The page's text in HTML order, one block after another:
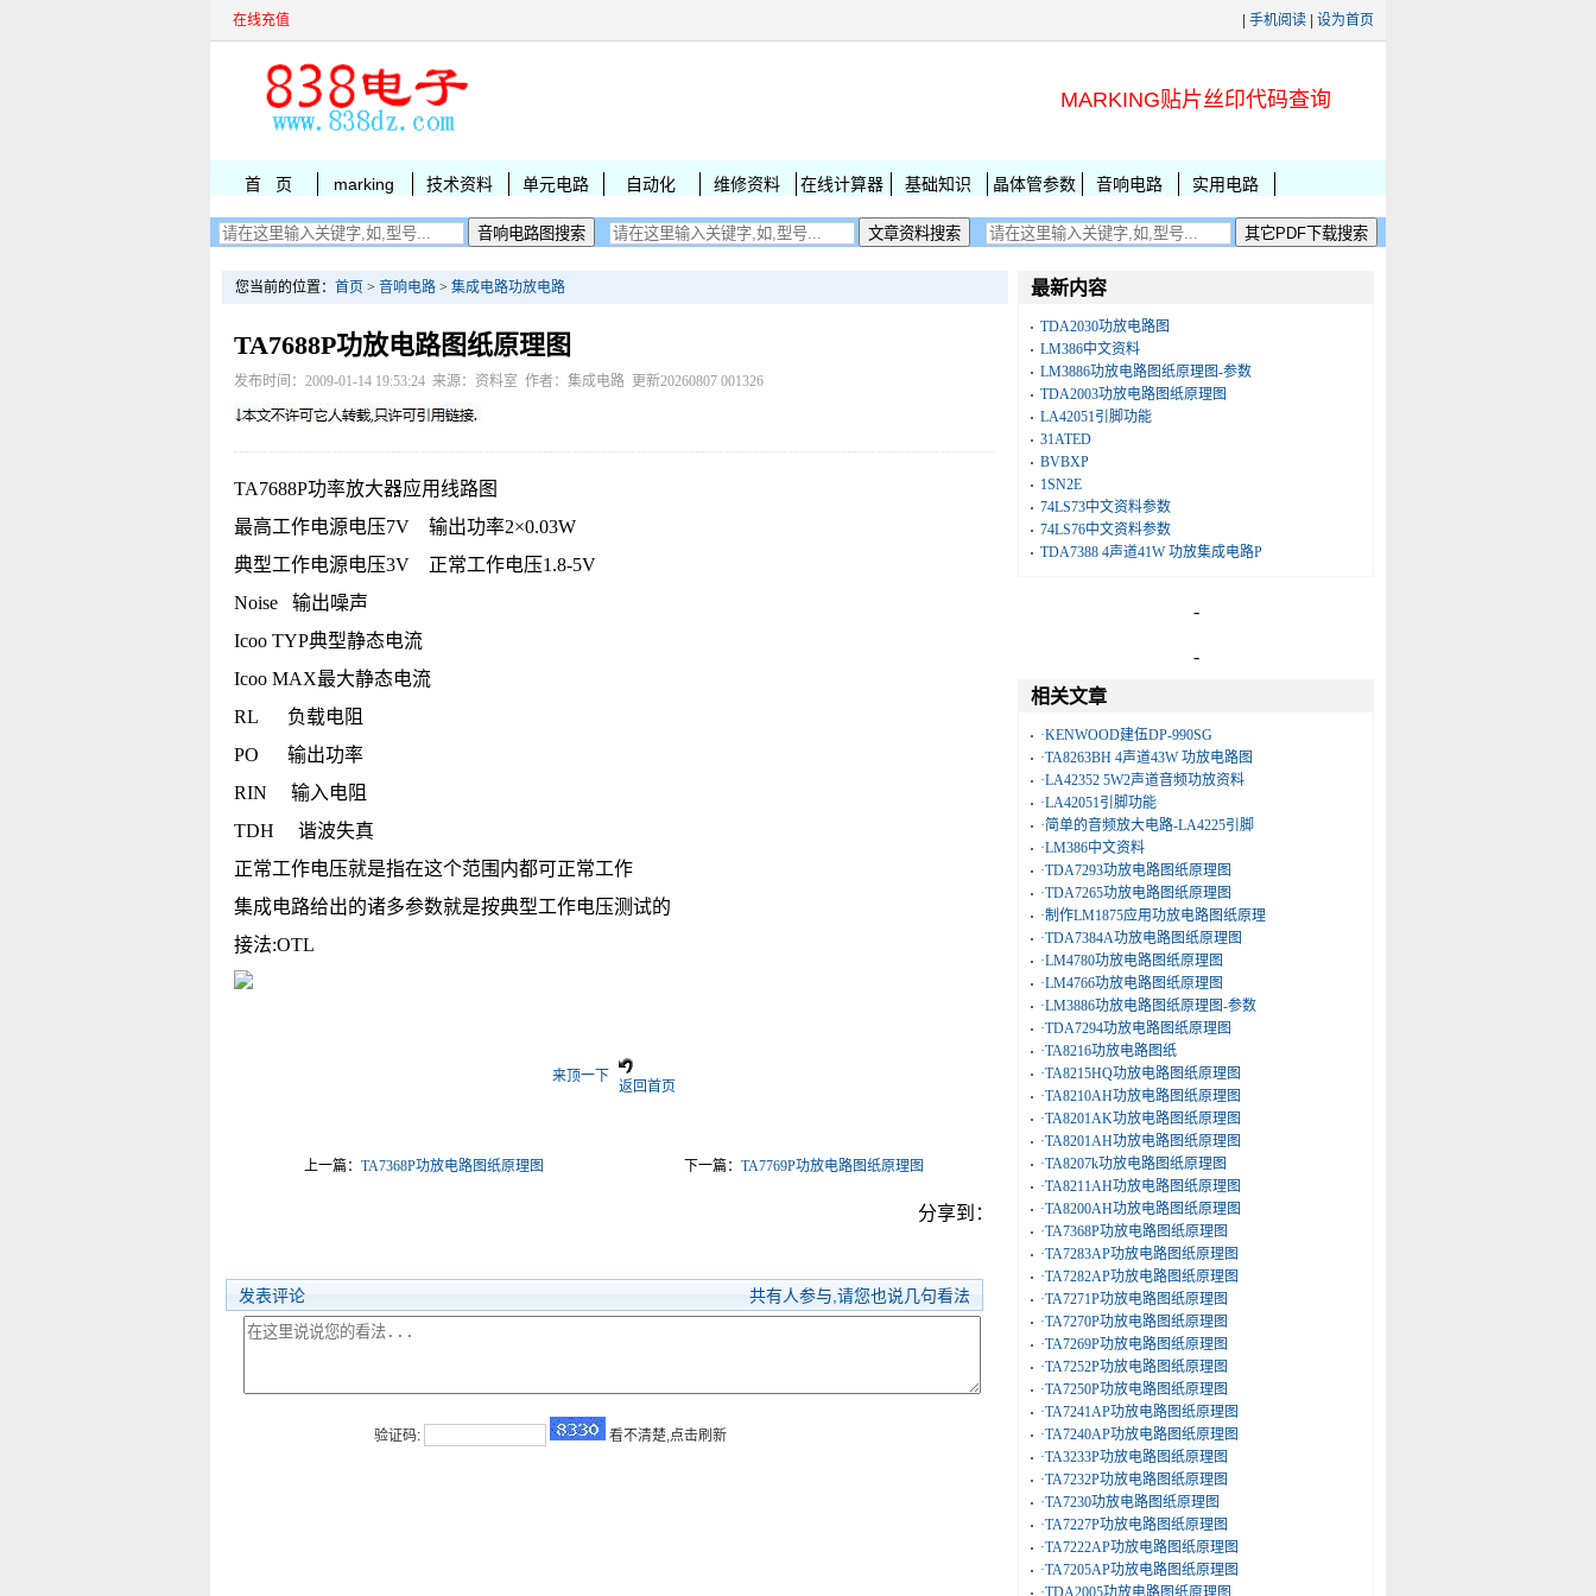
在线充值 手机阅读 设为首页
MARKING贴片丝印代码查询
首 页 marking 技术资料 单元电路 自动化 维修资料 在线计算器 基础知识 晶体管参数 音响电路 实用电路
您当前的位置： 首页 > 音响电路 > 集成电路功放电路
TA7688P功放电路图纸原理图
发布时间：2009-01-14 19:53:24 来源：资料室 作者：集成电路 更新20260807 001326
TA7688P功率放大器应用线路图
最高工作电源电压7V 输出功率2×0.03W
典型工作电源电压3V 正常工作电压1.8-5V
Noise 输出噪声
Icoo TYP典型静态电流
Icoo MAX最大静态电流
RL 负载电阻
PO 输出功率
RIN 输入电阻
TDH 谐波失真
正常工作电压就是指在这个范围内都可正常工作
集成电路给出的诸多参数就是按典型工作电压测试的
接法:OTL
来顶一下
返回首页
上一篇： TA7368P功放电路图纸原理图 下一篇： TA7769P功放电路图纸原理图
分享到：
发表评论 共有人参与,请您也说几句看法
验证码: 看不清楚,点击刷新
最新内容
TDA2030功放电路图
LM386中文资料
LM3886功放电路图纸原理图-参数
TDA2003功放电路图纸原理图
LA42051引脚功能
31ATED
BVBXP
1SN2E
74LS73中文资料参数
74LS76中文资料参数
TDA7388 4声道41W 功放集成电路P
-
-
相关文章
·KENWOOD建伍DP-990SG
·TA8263BH 4声道43W 功放电路图
·LA42352 5W2声道音频功放资料
·LA42051引脚功能
·简单的音频放大电路-LA4225引脚
·LM386中文资料
·TDA7293功放电路图纸原理图
·TDA7265功放电路图纸原理图
·制作LM1875应用功放电路图纸原理
·TDA7384A功放电路图纸原理图
·LM4780功放电路图纸原理图
·LM4766功放电路图纸原理图
·LM3886功放电路图纸原理图-参数
·TDA7294功放电路图纸原理图
·TA8216功放电路图纸
·TA8215HQ功放电路图纸原理图
·TA8210AH功放电路图纸原理图
·TA8201AK功放电路图纸原理图
·TA8201AH功放电路图纸原理图
·TA8207k功放电路图纸原理图
·TA8211AH功放电路图纸原理图
·TA8200AH功放电路图纸原理图
·TA7368P功放电路图纸原理图
·TA7283AP功放电路图纸原理图
·TA7282AP功放电路图纸原理图
·TA7271P功放电路图纸原理图
·TA7270P功放电路图纸原理图
·TA7269P功放电路图纸原理图
·TA7252P功放电路图纸原理图
·TA7250P功放电路图纸原理图
·TA7241AP功放电路图纸原理图
·TA7240AP功放电路图纸原理图
·TA3233P功放电路图纸原理图
·TA7232P功放电路图纸原理图
·TA7230功放电路图纸原理图
·TA7227P功放电路图纸原理图
·TA7222AP功放电路图纸原理图
·TA7205AP功放电路图纸原理图
·TDA2005功放电路图纸原理图